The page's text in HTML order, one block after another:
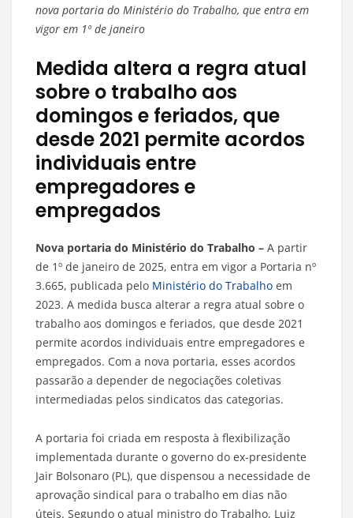
nova portaria do Ministério do Trabalho, que entra em
vigor em 1º de janeiro
Medida altera a regra atual
sobre o trabalho aos
domingos e feriados, que
desde 2021 permite acordos
individuais entre
empregadores e
empregados
Nova portaria do Ministério do Trabalho – A partir
de 1º de janeiro de 2025, entra em vigor a Portaria nº
3.665, publicada pelo Ministério do Trabalho em
2023. A medida busca alterar a regra atual sobre o
trabalho aos domingos e feriados, que desde 2021
permite acordos individuais entre empregadores e
empregados. Com a nova portaria, esses acordos
passarão a depender de negociações coletivas
intermediadas pelos sindicatos das categorias.
A portaria foi criada em resposta à flexibilização
implementada durante o governo do ex-presidente
Jair Bolsonaro (PL), que dispensou a necessidade de
aprovação sindical para o trabalho em dias não
úteis. Segundo o atual ministro do Trabalho, Luiz